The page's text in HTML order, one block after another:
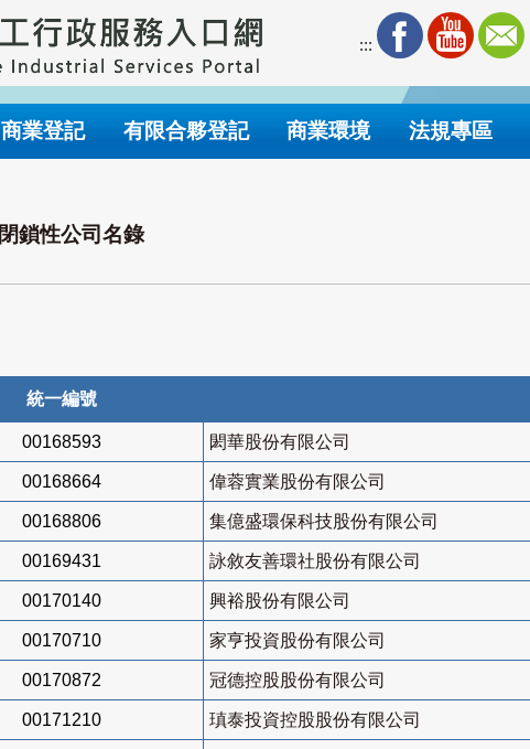
:::
商業登記 有限合夥登記 商業環境 法規專區
閉鎖性公司名錄
統一編號
00168593 閎華股份有限公司
00168664 偉蓉實業股份有限公司
00168806 集億盛環保科技股份有限公司
00169431 詠敘友善環社股份有限公司
00170140 興裕股份有限公司
00170710 家亨投資股份有限公司
00170872 冠德控股股份有限公司
00171210 瑱泰投資控股股份有限公司